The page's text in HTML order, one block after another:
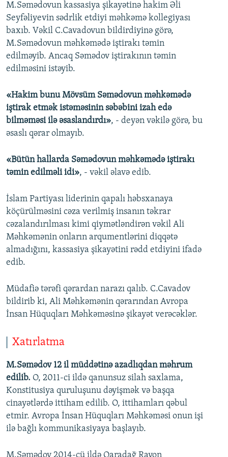
M.Səmədovun kassasiya şikayətinə hakim Əli
Seyfəliyevin sədrlik etdiyi məhkəmə kollegiyası
baxıb. Vəkil C.Cavadovun bildirdiyinə görə,
M.Səmədovun məhkəmədə iştirakı təmin
edilməyib. Ancaq Səmədov iştirakının təmin
edilməsini istəyib.
«Hakim bunu Mövsüm Səmədovun məhkəmədə
iştirak etmək istəməsinin səbəbini izah edə
bilməməsi ilə əsaslandırdı», - deyən vəkilə görə, bu
əsaslı qərar olmayıb.
«Bütün hallarda Səmədovun məhkəmədə iştirakı
təmin edilməli idi», - vəkil əlavə edib.
İslam Partiyası liderinin qapalı həbsxanaya
köçürülməsini cəza verilmiş insanın təkrar
cəzalandırılması kimi qiymətləndirən vəkil Ali
Məhkəmənin onların arqumentlərini diqqətə
almadığını, kassasiya şikayətini rədd etdiyini ifadə
edib.
Müdafiə tərəfi qərardan narazı qalıb. C.Cavadov
bildirib ki, Ali Məhkəmənin qərarından Avropa
İnsan Hüquqları Məhkəməsinə şikayət verəcəklər.
Xatırlatma
M.Səmədov 12 il müddətinə azadlıqdan məhrum
edilib. O, 2011-ci ildə qanunsuz silah saxlama,
Konstitusiya quruluşunu dəyişmək və başqa
cinayətlərdə ittiham edilib. O, ittihamları qəbul
etmir. Avropa İnsan Hüquqları Məhkəməsi onun işi
ilə bağlı kommunikasiyaya başlayıb.